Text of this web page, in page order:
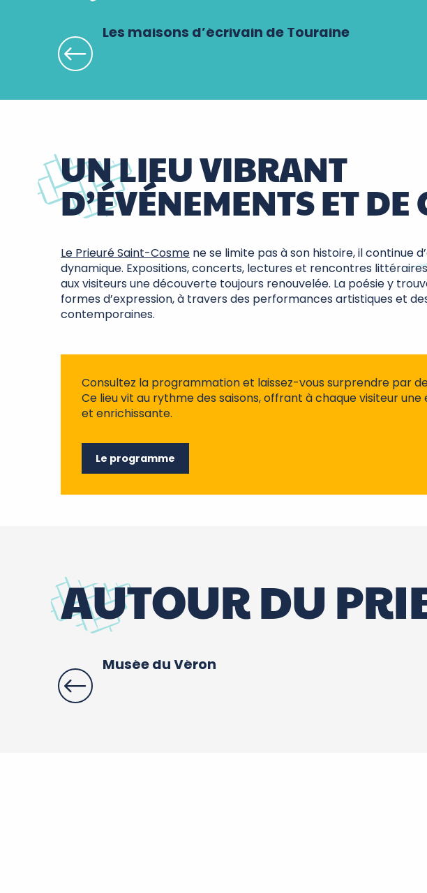
Les maisons d’écrivain de Touraine
UN LIEU VIBRANT
D’ÉVÉNEMENTS ET DE
Le Prieuré Saint-Cosme ne se limite pas à son histoire, il continue
dynamique. Expositions, concerts, lectures et rencontres
aux visiteurs une découverte toujours renouvelée. La poésie y
formes d’expression, à travers des performances artistiques et
contemporaines.
Consultez la programmation et laissez-vous surprendre par
Ce lieu vit au rythme des saisons, offrant à chaque visiteur
et enrichissante.
Le programme
AUTOUR DU
Musée du Véron